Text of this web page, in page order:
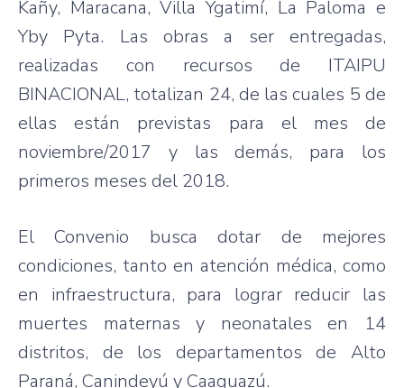
Kañy, Maracana, Villa Ygatimí, La Paloma e
Yby Pyta. Las obras a ser entregadas,
realizadas con recursos de ITAIPU
BINACIONAL, totalizan 24, de las cuales 5 de
ellas están previstas para el mes de
noviembre/2017 y las demás, para los
primeros meses del 2018.
El Convenio busca dotar de mejores
condiciones, tanto en atención médica, como
en infraestructura, para lograr reducir las
muertes maternas y neonatales en 14
distritos, de los departamentos de Alto
Paraná, Canindeyú y Caaguazú.